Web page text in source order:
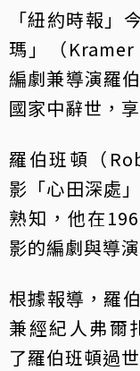
「紐約時報」
瑪」（
編劇兼導演羅
國家中辭世，
羅伯班頓（
影「心田深處
熟知，他在
影的編劇與導演
根據報導，羅
兼經紀人弗爾
了羅伯班頓過